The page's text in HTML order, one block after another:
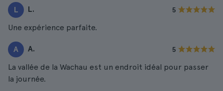
L L. 5
Une expérience parfaite.
A A. 5
La vallée de la Wachau est un endroit idéal pour passer
la journée.